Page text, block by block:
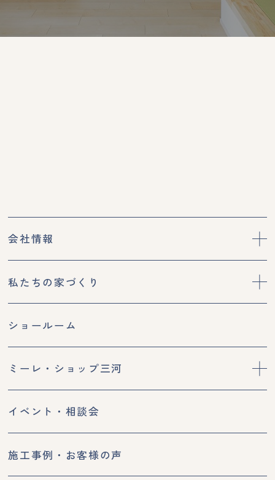
会社情報
私たちの家づくり
ショールーム
ミーレ・ショップ三河
イベント・相談会
施工事例・お客様の声